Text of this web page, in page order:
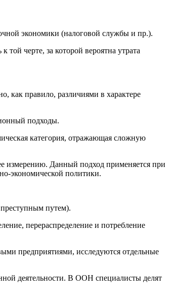
экономики (налоговой службы и пр.).
черте, за которой вероятна утрата
как правило, различиями в характере
подходы.
категория, отражающая сложную
измерению. Данный подход применяется при
экономической политики.
путем).
перераспределение и потребление
предприятиями, исследуются отдельные
деятельности. В ООН специалисты делят